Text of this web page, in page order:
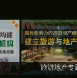
旅游地产专